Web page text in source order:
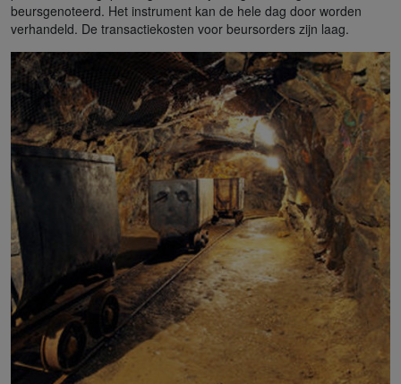
beursgenoteerd. Het instrument kan de hele dag door worden
verhandeld. De transactiekosten voor beursorders zijn laag.